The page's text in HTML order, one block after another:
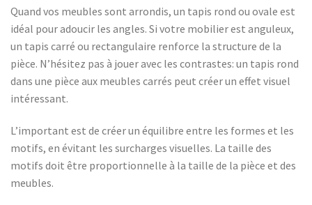
Quand vos meubles sont arrondis, un tapis rond ou ovale est
idéal pour adoucir les angles. Si votre mobilier est anguleux,
un tapis carré ou rectangulaire renforce la structure de la
pièce. N’hésitez pas à jouer avec les contrastes: un tapis rond
dans une pièce aux meubles carrés peut créer un effet visuel
intéressant.
L’important est de créer un équilibre entre les formes et les
motifs, en évitant les surcharges visuelles. La taille des
motifs doit être proportionnelle à la taille de la pièce et des
meubles.